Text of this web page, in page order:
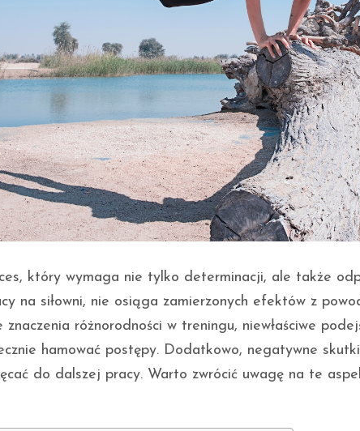
który wymaga nie tylko determinacji, ale także
na siłowni, nie osiąga zamierzonych efektów z
znaczenia różnorodności w treningu, niewłaściwe
hamować postępy. Dodatkowo, negatywne
do dalszej pracy. Warto zwrócić uwagę na te